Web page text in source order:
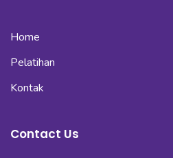
Home
Pelatihan
Kontak
Contact Us